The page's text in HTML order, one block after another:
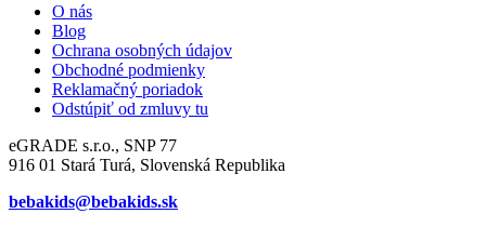
O nás
Blog
Ochrana osobných údajov
Obchodné podmienky
Reklamačný poriadok
Odstúpiť od zmluvy tu
eGRADE s.r.o., SNP 77
916 01 Stará Turá, Slovenská Republika
bebakids@bebakids.sk